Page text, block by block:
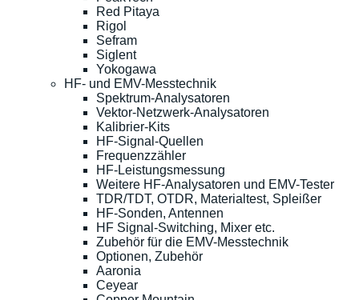
Red Pitaya
Rigol
Sefram
Siglent
Yokogawa
HF- und EMV-Messtechnik
Spektrum-Analysatoren
Vektor-Netzwerk-Analysatoren
Kalibrier-Kits
HF-Signal-Quellen
Frequenzzähler
HF-Leistungsmessung
Weitere HF-Analysatoren und EMV-Tester
TDR/TDT, OTDR, Materialtest, Spleißer
HF-Sonden, Antennen
HF Signal-Switching, Mixer etc.
Zubehör für die EMV-Messtechnik
Optionen, Zubehör
Aaronia
Ceyear